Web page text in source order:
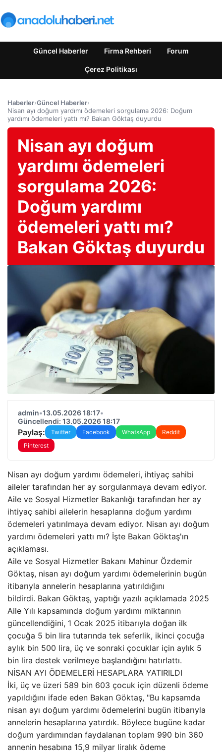
Güncel Haberler Firma Rehberi Forum
Çerez Politikası
Haberler›Güncel Haberler›
Nisan ayı doğum yardımı ödemeleri sorgulama 2026: Doğum
yardımı ödemeleri yattı mı? Bakan Göktaş duyurdu
Nisan ayı doğum
yardımı ödemeleri
sorgulama 2026:
Doğum yardımı
ödemeleri yattı mı?
Bakan Göktaş duyurdu
admin•13.05.2026 18:17•
Güncellendi: 13.05.2026 18:17
Paylaş: Twitter Facebook WhatsApp
Reddit
Pinterest
Nisan ayı doğum yardımı ödemeleri, ihtiyaç sahibi
aileler tarafından her ay sorgulanmaya devam ediyor.
Aile ve Sosyal Hizmetler Bakanlığı tarafından her ay
ihtiyaç sahibi ailelerin hesaplarına doğum yardımı
ödemeleri yatırılmaya devam ediyor. Nisan ayı doğum
yardımı ödemeleri yattı mı? İşte Bakan Göktaş'ın
açıklaması.
Aile ve Sosyal Hizmetler Bakanı Mahinur Özdemir
Göktaş, nisan ayı doğum yardımı ödemelerinin bugün
itibarıyla annelerin hesaplarına yatırıldığını
bildirdi. Bakan Göktaş, yaptığı yazılı açıklamada 2025
Aile Yılı kapsamında doğum yardımı miktarının
güncellendiğini, 1 Ocak 2025 itibarıyla doğan ilk
çocuğa 5 bin lira tutarında tek seferlik, ikinci çocuğa
aylık bin 500 lira, üç ve sonraki çocuklar için aylık 5
bin lira destek verilmeye başlandığını hatırlattı.
NİSAN AYI ÖDEMELERİ HESAPLARA YATIRILDI
İki, üç ve üzeri 589 bin 603 çocuk için düzenli ödeme
yapıldığını ifade eden Bakan Göktaş, "Bu kapsamda
nisan ayı doğum yardımı ödemelerini bugün itibarıyla
annelerin hesaplarına yatırdık. Böylece bugüne kadar
doğum yardımından faydalanan toplam 990 bin 360
annenin hesabına 15,9 milyar liralık ödeme